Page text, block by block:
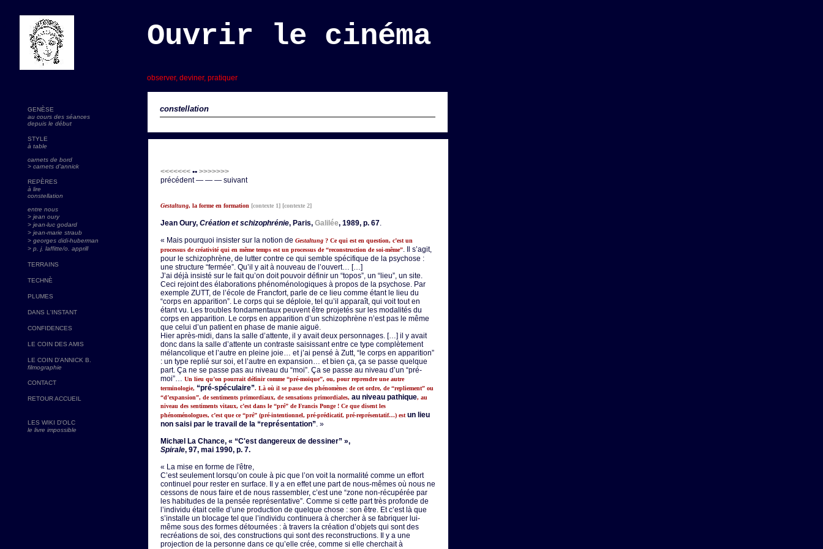
constellation
observer, deviner, pratiquer
GENÈSE
au cours des séances
depuis le début
STYLE
à table
carnets de bord
> carnets d'annick
REPÈRES
à lire
constellation
entre nous
> jean oury
> jean-luc godard
> jean-marie straub
> georges didi-huberman
> p. j. laffitte/o. apprill
TERRAINS
TECHNÈ
PLUMES
DANS L'INSTANT
CONFIDENCES
LE COIN DES AMIS
LE COIN D'ANNICK B.
filmographie
CONTACT
RETOUR ACCUEIL
LES WIKI D'OLC
le livre impossible
<<<<<<< •• >>>>>>>
précédent — — — suivant
Gestaltung, la forme en formation [contexte 1] [contexte 2]
Jean Oury, Création et schizophrénie, Paris, Galilée, 1989, p. 67.
« Mais pourquoi insister sur la notion de Gestaltung ? Ce qui est en question, c’est un
processus de créativité qui en même temps est un processus de “reconstruction de soi-même”. Il s’agit,
pour le schizophrène, de lutter contre ce qui semble spécifique de la psychose :
une structure “fermée”. Qu’il y ait à nouveau de l’ouvert… […]
J’ai déjà insisté sur le fait qu’on doit pouvoir définir un “topos”, un “lieu”, un site.
Ceci rejoint des élaborations phénoménologiques à propos de la psychose. Par
exemple ZUTT, de l’école de Francfort, parle de ce lieu comme étant le lieu du
“corps en apparition”. Le corps qui se déploie, tel qu’il apparaît, qui voit tout en
étant vu. Les troubles fondamentaux peuvent être projetés sur les modalités du
corps en apparition. Le corps en apparition d’un schizophrène n’est pas le même
que celui d’un patient en phase de manie aiguë.
Hier après-midi, dans la salle d’attente, il y avait deux personnages. […] il y avait
donc dans la salle d’attente un contraste saisissant entre ce type complètement
mélancolique et l’autre en pleine joie… et j’ai pensé à Zutt, “le corps en apparition”
: un type replié sur soi, et l’autre en expansion… et bien ça, ça se passe quelque
part. Ça ne se passe pas au niveau du “moi”. Ça se passe au niveau d’un “pré-
moi”… Un lieu qu’on pourrait définir comme “pré-moïque”, ou, pour reprendre une autre
terminologie, “pré-spéculaire”. Là où il se passe des phénomènes de cet ordre, de “repliement” ou
“d’expansion”, de sentiments primordiaux, de sensations primordiales, au niveau pathique, au
niveau des sentiments vitaux, c’est dans le “pré” de Francis Ponge ! Ce que disent les
phénoménologues, c’est que ce “pré” (pré-intentionnel, pré-prédicatif, pré-représentatif…) est un lieu
non saisi par le travail de la “représentation”. »
Michæl La Chance, « “C'est dangereux de dessiner” »,
Spirale, 97, mai 1990, p. 7.
« La mise en forme de l'être,
C’est seulement lorsqu’on coule à pic que l’on voit la normalité comme un effort
continuel pour rester en surface. Il y a en effet une part de nous-mêmes où nous ne
cessons de nous faire et de nous rassembler, c’est une “zone non-récupérée par
les habitudes de la pensée représentative”. Comme si cette part très profonde de
l’individu était celle d’une production de quelque chose : son être. Et c’est là que
s’installe un blocage tel que l’individu continuera à chercher à se fabriquer lui-
même sous des formes détournées : à travers la création d’objets qui sont des
recréations de soi, des constructions qui sont des reconstructions. Il y a une
projection de la personne dans ce qu’elle crée, comme si elle cherchait à
Ouvrir le cinéma